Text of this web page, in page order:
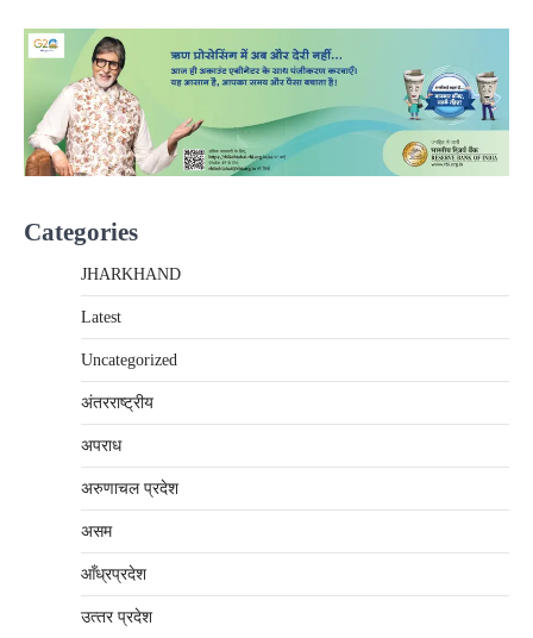
Categories
JHARKHAND
Latest
Uncategorized
अंतरराष्‍ट्रीय
अपराध
अरुणाचल प्रदेश
असम
आँध्रप्रदेश
उत्‍तर प्रदेश